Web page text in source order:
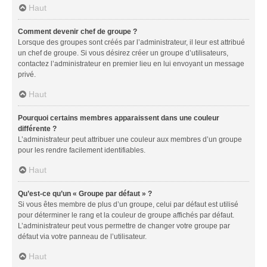
Haut
Comment devenir chef de groupe ?
Lorsque des groupes sont créés par l’administrateur, il leur est attribué
un chef de groupe. Si vous désirez créer un groupe d’utilisateurs,
contactez l’administrateur en premier lieu en lui envoyant un message
privé.
Haut
Pourquoi certains membres apparaissent dans une couleur
différente ?
L’administrateur peut attribuer une couleur aux membres d’un groupe
pour les rendre facilement identifiables.
Haut
Qu’est-ce qu’un « Groupe par défaut » ?
Si vous êtes membre de plus d’un groupe, celui par défaut est utilisé
pour déterminer le rang et la couleur de groupe affichés par défaut.
L’administrateur peut vous permettre de changer votre groupe par
défaut via votre panneau de l’utilisateur.
Haut